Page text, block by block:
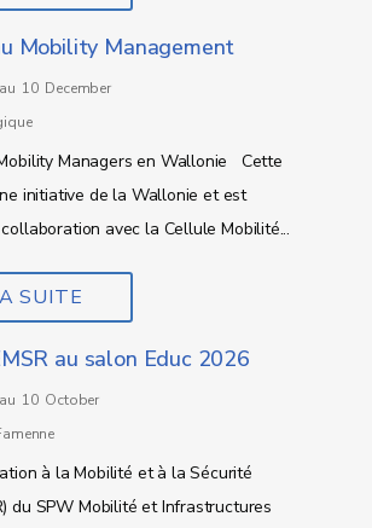
Mobility Management
10 December
Managers en Wallonie Cette
initiative de la Wallonie et est
avec la Cellule Mobilité...
SUITE
au salon Educ 2026
10 October
à la Mobilité et à la Sécurité
du SPW Mobilité et Infrastructures